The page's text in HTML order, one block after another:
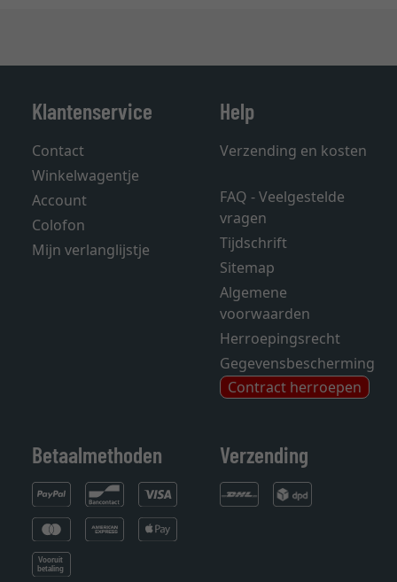
Klantenservice
Contact
Winkelwagentje
Account
Colofon
Mijn verlanglijstje
Help
Verzending en kosten
FAQ - Veelgestelde
vragen
Tijdschrift
Sitemap
Algemene
voorwaarden
Herroepingsrecht
Gegevensbescherming
Contract herroepen
Betaalmethoden Verzending